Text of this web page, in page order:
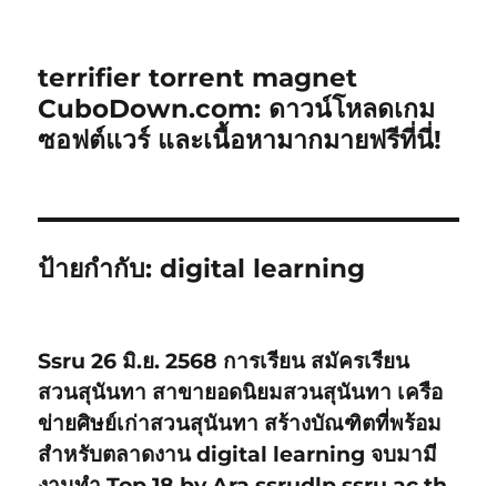
terrifier torrent magnet
CuboDown.com: ดาวน์โหลดเกม
ซอฟต์แวร์ และเนื้อหามากมายฟรีที่นี่!
ป้ายกำกับ:digital learning
Ssru 26 มิ.ย. 2568 การเรียน สมัครเรียน
สวนสุนันทา สาขายอดนิยมสวนสุนันทา เครือ
ข่ายศิษย์เก่าสวนสุนันทา สร้างบัณฑิตที่พร้อม
สำหรับตลาดงาน digital learning จบมามี